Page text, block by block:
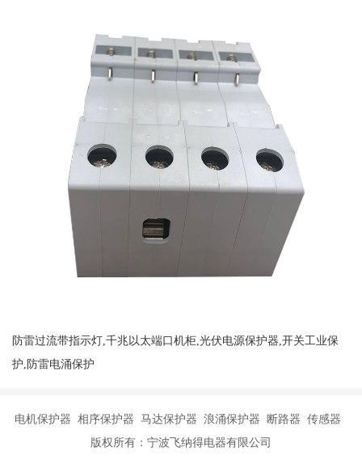
防雷过流带指示灯,千兆以太端口机柜,光伏电源保护器,开关工业保
护,防雷电涌保护
电机保护器 相序保护器 马达保护器 浪涌保护器 断路器 传感器
版权所有：宁波飞纳得电器有限公司